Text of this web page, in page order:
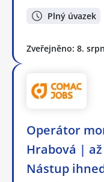
Plný úvazek
Zveřejněno: 8.
Operátor
Hrabová | až
Nástup